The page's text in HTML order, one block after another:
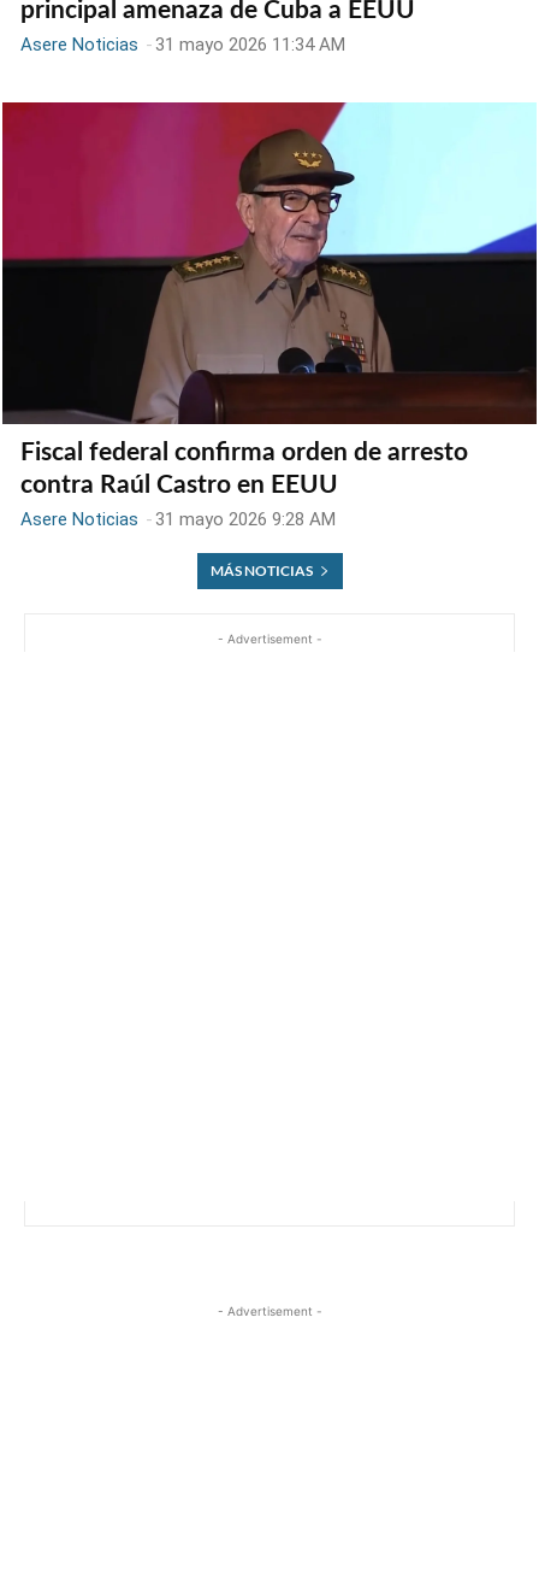
principal amenaza de Cuba a EEUU
Asere Noticias - 31 mayo 2026 11:34 AM
Fiscal federal confirma orden de arresto
contra Raúl Castro en EEUU
Asere Noticias - 31 mayo 2026 9:28 AM
MÁS NOTICIAS
- Advertisement -
- Advertisement -